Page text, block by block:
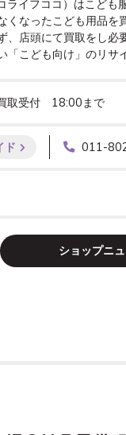
ライフココ）はこど
くなったこども用品を
、店頭にて買取をし必
「こども向け」のリサ
取受付　18:00まで
ド 011-
ショップニ